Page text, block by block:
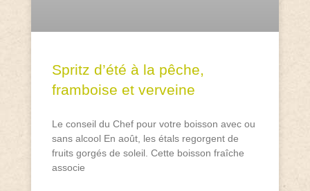
Spritz d’été à la pêche,
framboise et verveine
Le conseil du Chef pour votre boisson avec ou
sans alcool En août, les étals regorgent de
fruits gorgés de soleil. Cette boisson fraîche
associe